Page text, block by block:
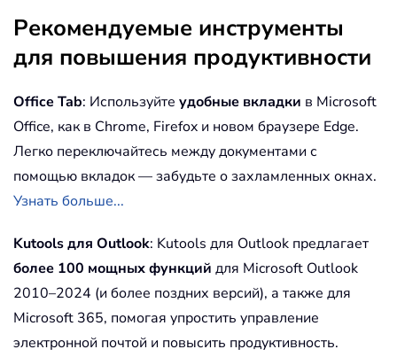
Рекомендуемые инструменты
для повышения продуктивности
Office Tab: Используйте удобные вкладки в Microsoft
Office, как в Chrome, Firefox и новом браузере Edge.
Легко переключайтесь между документами с
помощью вкладок — забудьте о захламленных окнах.
Узнать больше...
Kutools для Outlook: Kutools для Outlook предлагает
более 100 мощных функций для Microsoft Outlook
2010–2024 (и более поздних версий), а также для
Microsoft 365, помогая упростить управление
электронной почтой и повысить продуктивность.